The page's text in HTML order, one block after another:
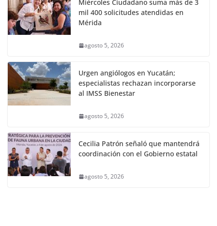
Miércoles Ciudadano suma más de 3
mil 400 solicitudes atendidas en
Mérida
agosto 5, 2026
Urgen angiólogos en Yucatán;
especialistas rechazan incorporarse
al IMSS Bienestar
agosto 5, 2026
Cecilia Patrón señaló que mantendrá
coordinación con el Gobierno estatal
agosto 5, 2026